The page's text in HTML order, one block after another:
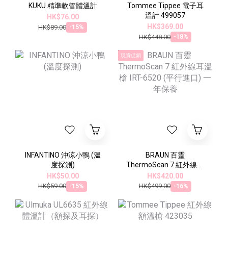
KUKU 精準軟管體溫計
HK$76.00
HK$89.00 -15%
Tommee Tippee 電子耳
溫計 499057
HK$369.00
HK$448.00 -18%
INFANTINO 沖涼小鴨 (溫
度探測)
HK$50.00
HK$59.00 -15%
現貨促銷
BRAUN 百靈
ThermoScan 7 紅外線耳
溫槍 IRT-6520 (平行進口)
一年保養
HK$420.00
HK$499.00 -16%